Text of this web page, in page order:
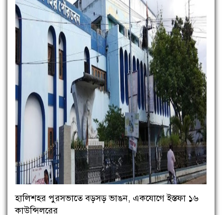
হালিশহর পুরসভাতে বড়সড় ভাঙন, একযোগে ইস্তফা ১৬
কাউন্সিলরের